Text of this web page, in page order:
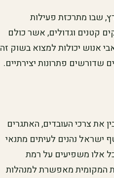
שבו מתרכזת פעילות
קטנים וגדולים, אשר כולם
אנוש יכולות למצוא בשוק זה
שדורשים פתרונות יצירתיים.
את צרכי העובדים, האתגרים
ישראל נהנים לעיתים מתנאי
אלו משפיעים על רמת
המקומית מאפשרת למנהלות